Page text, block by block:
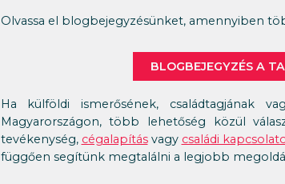
Olvassa el blogbejegyzésünket, amennyiben
BLOGBEJEGYZÉS A
Ha külföldi ismerősének, családtagjának
Magyarországon, több lehetőség közül
tevékenység, cégalapításvagy családi
függően segítünk megtalálni a legjobb